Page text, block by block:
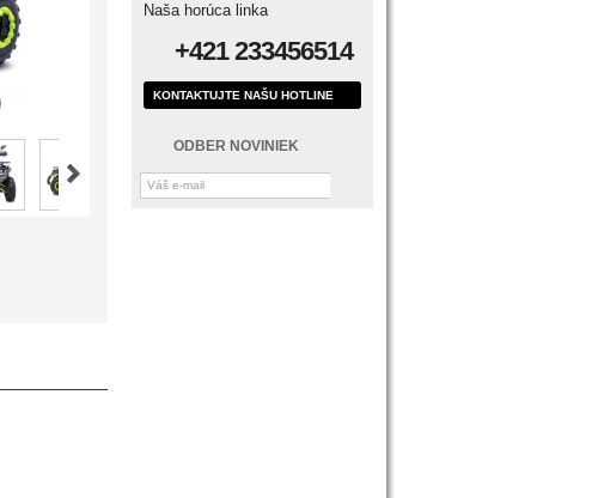
Naša horúca linka
+421 233456514
KONTAKTUJTE NAŠU HOTLINE
ODBER NOVINIEK